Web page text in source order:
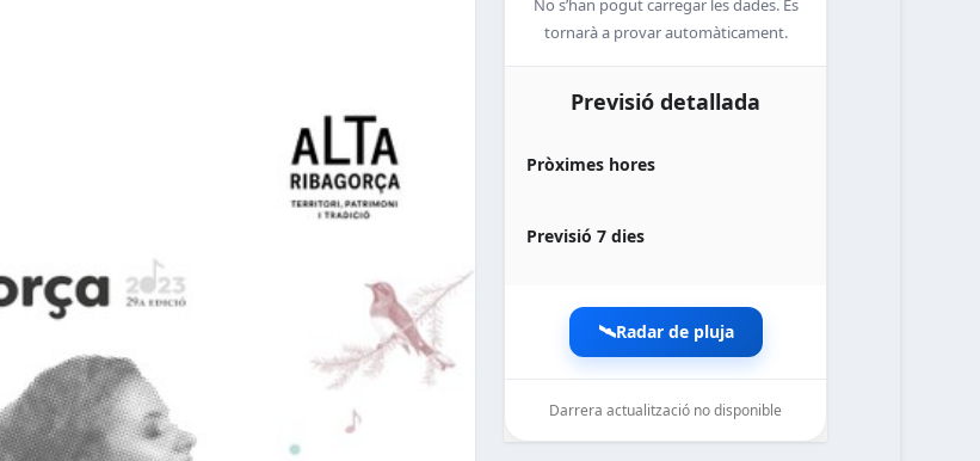
No s’han pogut carregar les dades. Es
tornarà a provar automàticament.
Previsió detallada
Pròximes hores
Previsió 7 dies
🛰️Radar de pluja
Darrera actualització no disponible
noticiesdelaterreta.com